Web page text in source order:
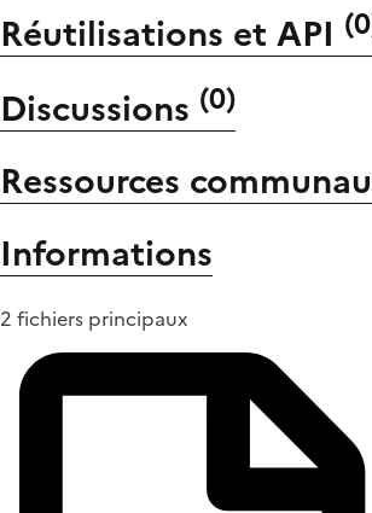
Réutilisations et API (0
Discussions (0)
Ressources
Informations
2 fichiers principaux